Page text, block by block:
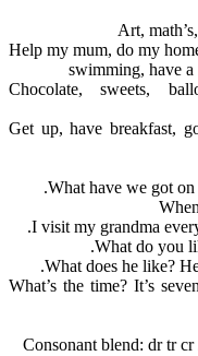
Art,
Help my mum, do my
swimming, have a
Chocolate, sweets,
Get up, have breakfast,
What have we got on
I visit my grandma
What do you
What does he like?
What’s the time? It’s
Consonant blend: dr tr